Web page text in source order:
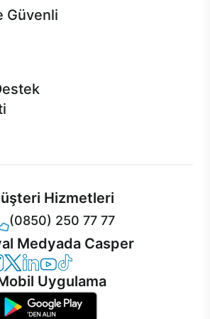
Güvenli
Hizmetleri
(0850) 250 77 77
Medyada Casper
Facebook
Instagram
Casper Twitter
Casper LinkedIn
Casper YouTube
Casper TikTok
Uygulama